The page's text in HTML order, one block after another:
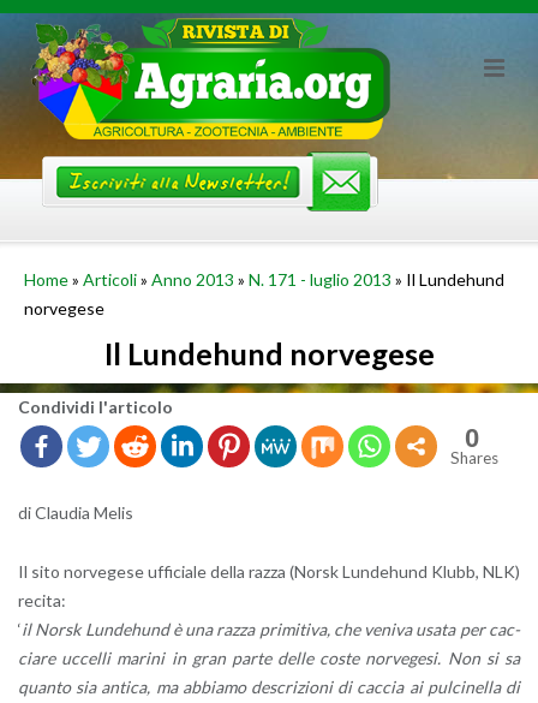
Skip
content
Home» Articoli» Anno 2013 » N. 171 - luglio 2013 » Il Lundehund
norvegese
Il Lundehund norvegese
Con­di­vi­di l'ar­ti­co­lo
0
Shares
di Clau­dia Melis
Il sito nor­ve­ge­se uf­fi­cia­le della razza (Norsk Lun­de­hund Klubb, NLK)
re­ci­ta:
‘il Norsk Lun­de­hund è una razza pri­mi­ti­va, che ve­ni­va usata per cac­
cia­re uc­cel­li ma­ri­ni in gran parte delle coste nor­ve­ge­si. Non si sa
quan­to sia an­ti­ca, ma ab­bia­mo de­scri­zio­ni di cac­cia ai pul­ci­nel­la di